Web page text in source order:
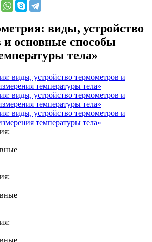
виды, устройство
и основные способы
тела»